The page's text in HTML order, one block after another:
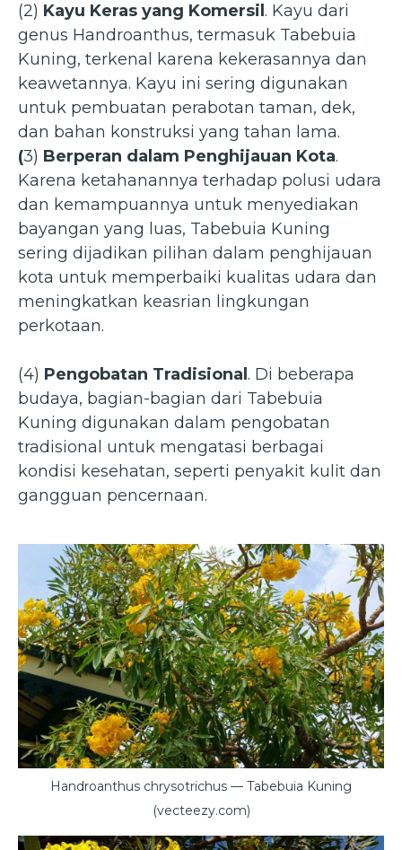
(2) Kayu Keras yang Komersil. Kayu dari
genus Handroanthus, termasuk Tabebuia
Kuning, terkenal karena kekerasannya dan
keawetannya. Kayu ini sering digunakan
untuk pembuatan perabotan taman, dek,
dan bahan konstruksi yang tahan lama.
(3) Berperan dalam Penghijauan Kota.
Karena ketahanannya terhadap polusi udara
dan kemampuannya untuk menyediakan
bayangan yang luas, Tabebuia Kuning
sering dijadikan pilihan dalam penghijauan
kota untuk memperbaiki kualitas udara dan
meningkatkan keasrian lingkungan
perkotaan.
(4) Pengobatan Tradisional. Di beberapa
budaya, bagian-bagian dari Tabebuia
Kuning digunakan dalam pengobatan
tradisional untuk mengatasi berbagai
kondisi kesehatan, seperti penyakit kulit dan
gangguan pencernaan.
Handroanthus chrysotrichus — Tabebuia Kuning
(vecteezy.com)